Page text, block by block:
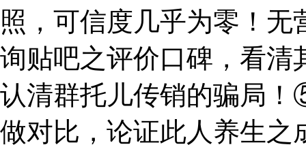
照，可信度几乎为零！
询贴吧之评价口碑，看清
认清群托儿传销的骗局
做对比，论证此人养生之